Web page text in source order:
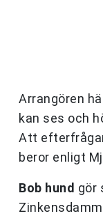
Arrangören
kan ses och
Att
beror enligt
Bob hund gör